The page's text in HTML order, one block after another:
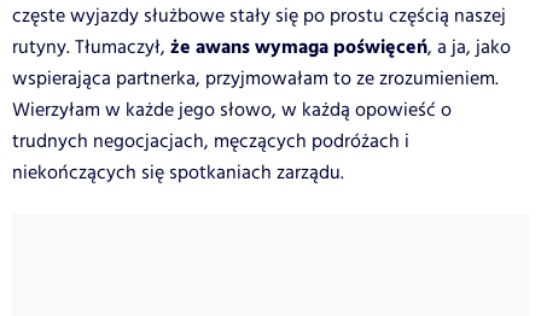
częste wyjazdy służbowe stały się po prostu częścią naszej
rutyny. Tłumaczył, że awans wymaga poświęceń, a ja, jako
wspierająca partnerka, przyjmowałam to ze zrozumieniem.
Wierzyłam w każde jego słowo, w każdą opowieść o
trudnych negocjacjach, męczących podróżach i
niekończących się spotkaniach zarządu.